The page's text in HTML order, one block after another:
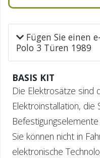
Fügen Sie einen
Polo 3 Türen 1989
BASIS KIT
Die Elektrosätze sind
Elektroinstallation, die
Sie können nicht in
elektronische